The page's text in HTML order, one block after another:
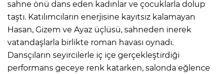
sahne önü dans eden kadınlar ve çocuklarla dolup
taştı. Katılımcıların enerjisine kayıtsız kalamayan
Hasan, Gizem ve Ayaz üçlüsü, sahneden inerek
vatandaşlarla birlikte roman havası oynadı.
Dansçıların seyircilerle iç içe gerçekleştirdiği
performans geceye renk katarken, salonda eğlence